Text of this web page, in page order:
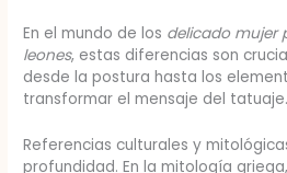
En el mundo de los delicado mujer
leones, estas diferencias son
desde la postura hasta los
transformar el mensaje del tatuaje.
Referencias culturales y
profundidad. En la mitología